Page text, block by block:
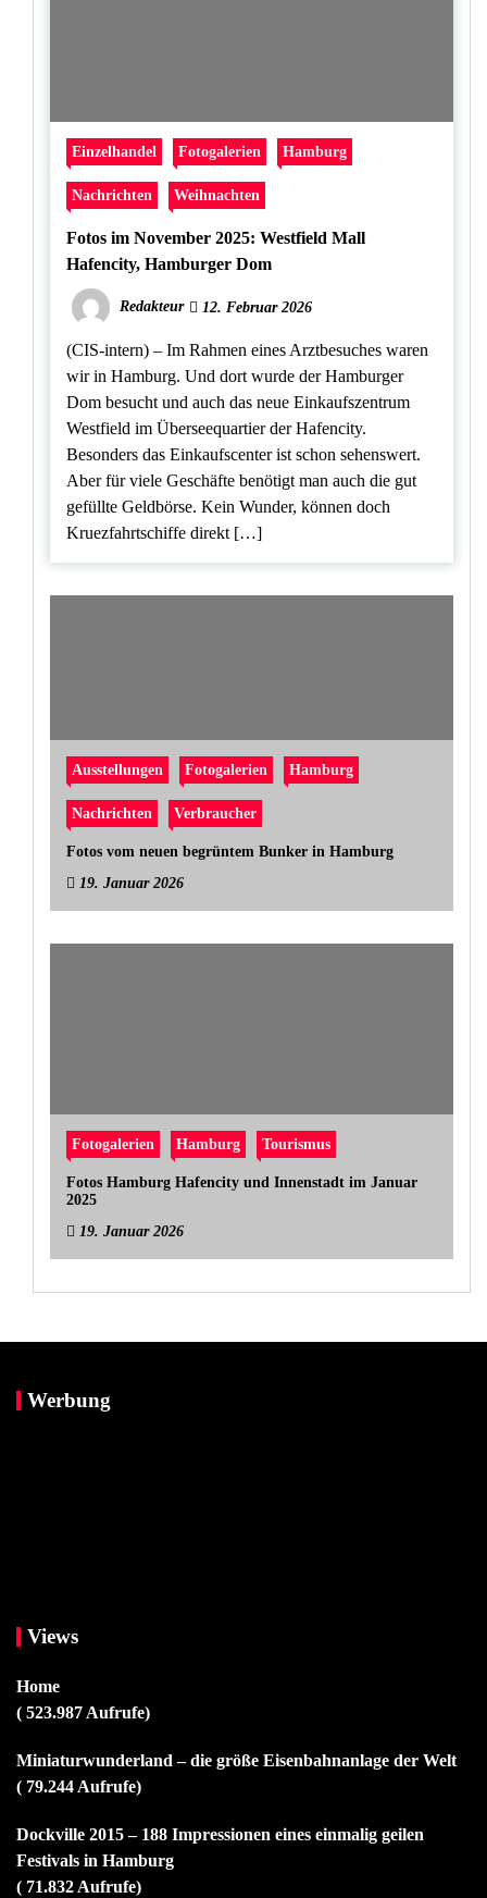
Einzelhandel Fotogalerien Hamburg
Nachrichten Weihnachten
Fotos im November 2025: Westfield Mall
Hafencity, Hamburger Dom
Redakteur 12. Februar 2026
(CIS-intern) – Im Rahmen eines Arztbesuches waren
wir in Hamburg. Und dort wurde der Hamburger
Dom besucht und auch das neue Einkaufszentrum
Westfield im Überseequartier der Hafencity.
Besonders das Einkaufscenter ist schon sehenswert.
Aber für viele Geschäfte benötigt man auch die gut
gefüllte Geldbörse. Kein Wunder, können doch
Kruezfahrtschiffe direkt […]
Ausstellungen Fotogalerien Hamburg
Nachrichten Verbraucher
Fotos vom neuen begrüntem Bunker in Hamburg
19. Januar 2026
Fotogalerien Hamburg Tourismus
Fotos Hamburg Hafencity und Innenstadt im Januar
2025
19. Januar 2026
Werbung
Views
Home
( 523.987 Aufrufe)
Miniaturwunderland – die größe Eisenbahnanlage der Welt
( 79.244 Aufrufe)
Dockville 2015 – 188 Impressionen eines einmalig geilen
Festivals in Hamburg
( 71.832 Aufrufe)